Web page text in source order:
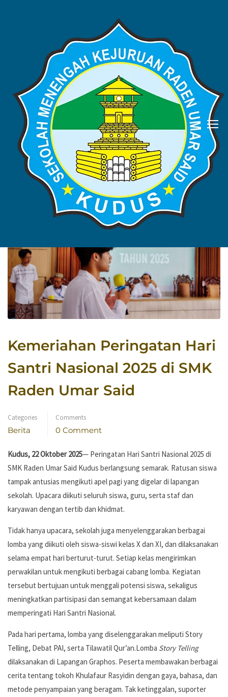
BERITA
Home Blog
Kemeriahan Peringatan Hari
Santri Nasional 2025 di SMK
Raden Umar Said
Categories
Berita
Comments
0 Comment
Kudus, 22 Oktober 2025— Peringatan Hari Santri Nasional 2025 di
SMK Raden Umar Said Kudus berlangsung semarak. Ratusan siswa
tampak antusias mengikuti apel pagi yang digelar di lapangan
sekolah. Upacara diikuti seluruh siswa, guru, serta staf dan
karyawan dengan tertib dan khidmat.
Tidak hanya upacara, sekolah juga menyelenggarakan berbagai
lomba yang diikuti oleh siswa-siswi kelas X dan XI, dan dilaksanakan
selama empat hari berturut-turut. Setiap kelas mengirimkan
perwakilan untuk mengikuti berbagai cabang lomba. Kegiatan
tersebut bertujuan untuk menggali potensi siswa, sekaligus
meningkatkan partisipasi dan semangat kebersamaan dalam
memperingati Hari Santri Nasional.
Pada hari pertama, lomba yang diselenggarakan meliputi Story
Telling, Debat PAI, serta Tilawatil Qur’an.Lomba Story Telling
dilaksanakan di Lapangan Graphos. Peserta membawakan berbagai
cerita tentang tokoh Khulafaur Rasyidin dengan gaya, bahasa, dan
metode penyampaian yang beragam. Tak ketinggalan, suporter